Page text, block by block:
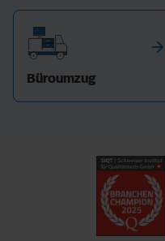
arrow_forward
Büroumzug